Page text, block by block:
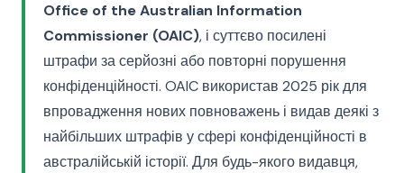
Office of the Australian Information
Commissioner (OAIC), і суттєво посилені
штрафи за серйозні або повторні порушення
конфіденційності. OAIC використав 2025 рік для
впровадження нових повноважень і видав деякі з
найбільших штрафів у сфері конфіденційності в
австралійській історії. Для будь-якого видавця,